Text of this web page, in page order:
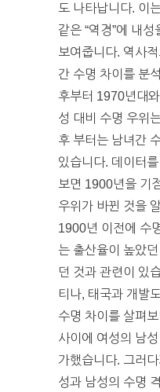
도 나타납니다. 이
같은 “역경”에 내
보여줍니다. 역사
간 수명 차이를 분
후부터 1970년대
성 대비 수명 우위
후 부터는 남녀간
있습니다. 데이터
보면 1900년을 기
우위가 바뀐 것을
1900년 이전에 수
는 출산율이 높았
던 것과 관련이 있
티나, 태국과 개발
수명 차이를 살펴
사이에 여성의 남
가했습니다. 그러
성과 남성의 수명